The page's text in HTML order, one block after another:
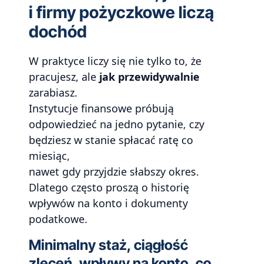
i firmy pożyczkowe liczą
dochód
W praktyce liczy się nie tylko to, że
pracujesz, ale jak przewidywalnie
zarabiasz.
Instytucje finansowe próbują
odpowiedzieć na jedno pytanie, czy
będziesz w stanie spłacać ratę co
miesiąc,
nawet gdy przyjdzie słabszy okres.
Dlatego często proszą o historię
wpływów na konto i dokumenty
podatkowe.
Minimalny staż, ciągłość